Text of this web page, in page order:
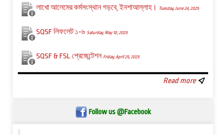
লাখো আলেমের কর্মসংস্থান গড়বে, ইনশাআল্লাহ। Tuesday, June 24, 2025
SQSF লিফলেট ১-৬ Saturday, May 10, 2025
SQSF & FSL প্রেজেন্টেশন Friday, April 25, 2025
Read more
Follow us @Facebook